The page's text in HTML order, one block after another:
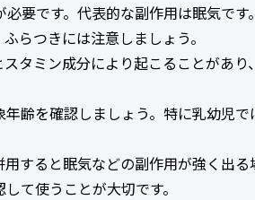
要です。代表的な副作用は眠気です
らつきには注意しましょう。
タミン成分により起こることがあり
齢を確認しましょう。特に乳幼児
すると眠気などの副作用が強く出る
て使うことが大切です。